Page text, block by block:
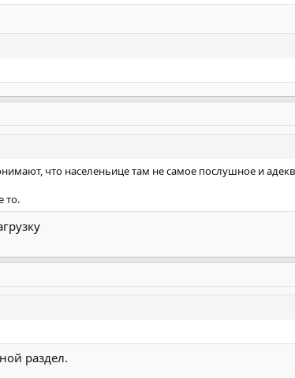
что населеньице там не самое послушное и
то.
раздел.